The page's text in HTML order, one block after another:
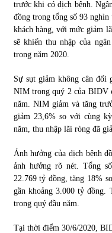
13/
trước khi có dịch bệnh.
đồng trong tổng số 93
khách hàng, với mức giảm
sẽ khiến thu nhập của
trong năm 2020.
Sự sụt giảm không cân đối
NIM trong quý 2 của BIDV
năm. NIM giảm và tăng
giảm 23,6% so với cùng
năm, thu nhập lãi ròng đã
Ảnh hưởng của dịch bệnh
ảnh hưởng rõ nét. Tổng
22.769 tỷ đồng, tăng 18%
gần khoảng 3.000 tỷ
trong quý đầu năm.
Tại thời điểm 30/6/2020,